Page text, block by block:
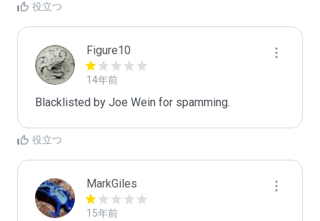
役立つ
Figure10
14年前
Blacklisted by Joe Wein for spamming.
役立つ
MarkGiles
15年前